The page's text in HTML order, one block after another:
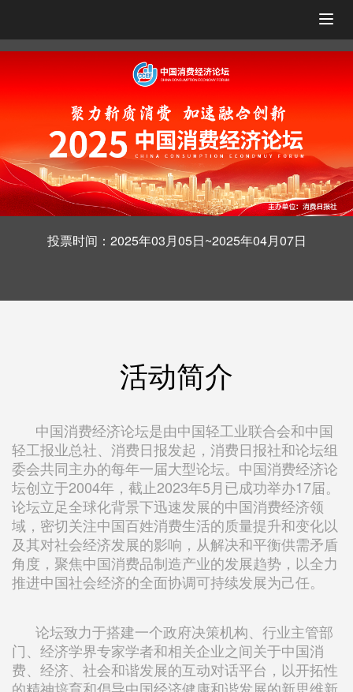
投票时间：2025年03月05日~2025年04月07日
活动简介
中国消费经济论坛是由中国轻工业联合会和中国
轻工报业总社、消费日报发起，消费日报社和论坛组
委会共同主办的每年一届大型论坛。中国消费经济论
坛创立于2004年，截止2023年5月已成功举办17届。
论坛立足全球化背景下迅速发展的中国消费经济领
域，密切关注中国百姓消费生活的质量提升和变化以
及其对社会经济发展的影响，从解决和平衡供需矛盾
角度，聚焦中国消费品制造产业的发展趋势，以全力
推进中国社会经济的全面协调可持续发展为己任。
论坛致力于搭建一个政府决策机构、行业主管部
门、经济学界专家学者和相关企业之间关于中国消
费、经济、社会和谐发展的互动对话平台，以开拓性